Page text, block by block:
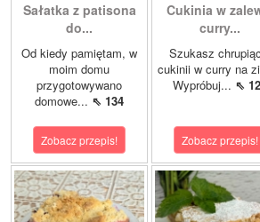
Sałatka z patisona
do...
Od kiedy pamiętam, w
moim domu
przygotowywano
domowe... ⇖ 134
Zobacz przepis!
Cukinia w
curry...
Szukasz
cukinii w curry na
Wypróbuj... ⇖
Zobacz przepis!